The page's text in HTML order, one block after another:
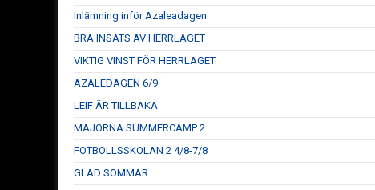
Inlämning inför Azaleadagen
BRA INSATS AV HERRLAGET
VIKTIG VINST FÖR HERRLAGET
AZALEDAGEN 6/9
LEIF ÄR TILLBAKA
MAJORNA SUMMERCAMP 2
FOTBOLLSSKOLAN 2 4/8-7/8
GLAD SOMMAR